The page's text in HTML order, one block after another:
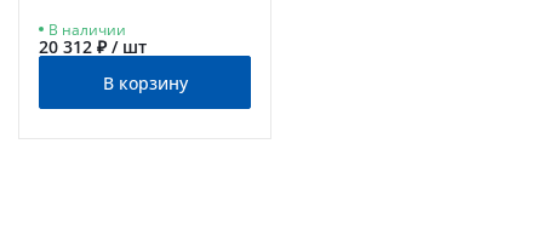
В наличии
20 312 ₽ / шт
В корзину